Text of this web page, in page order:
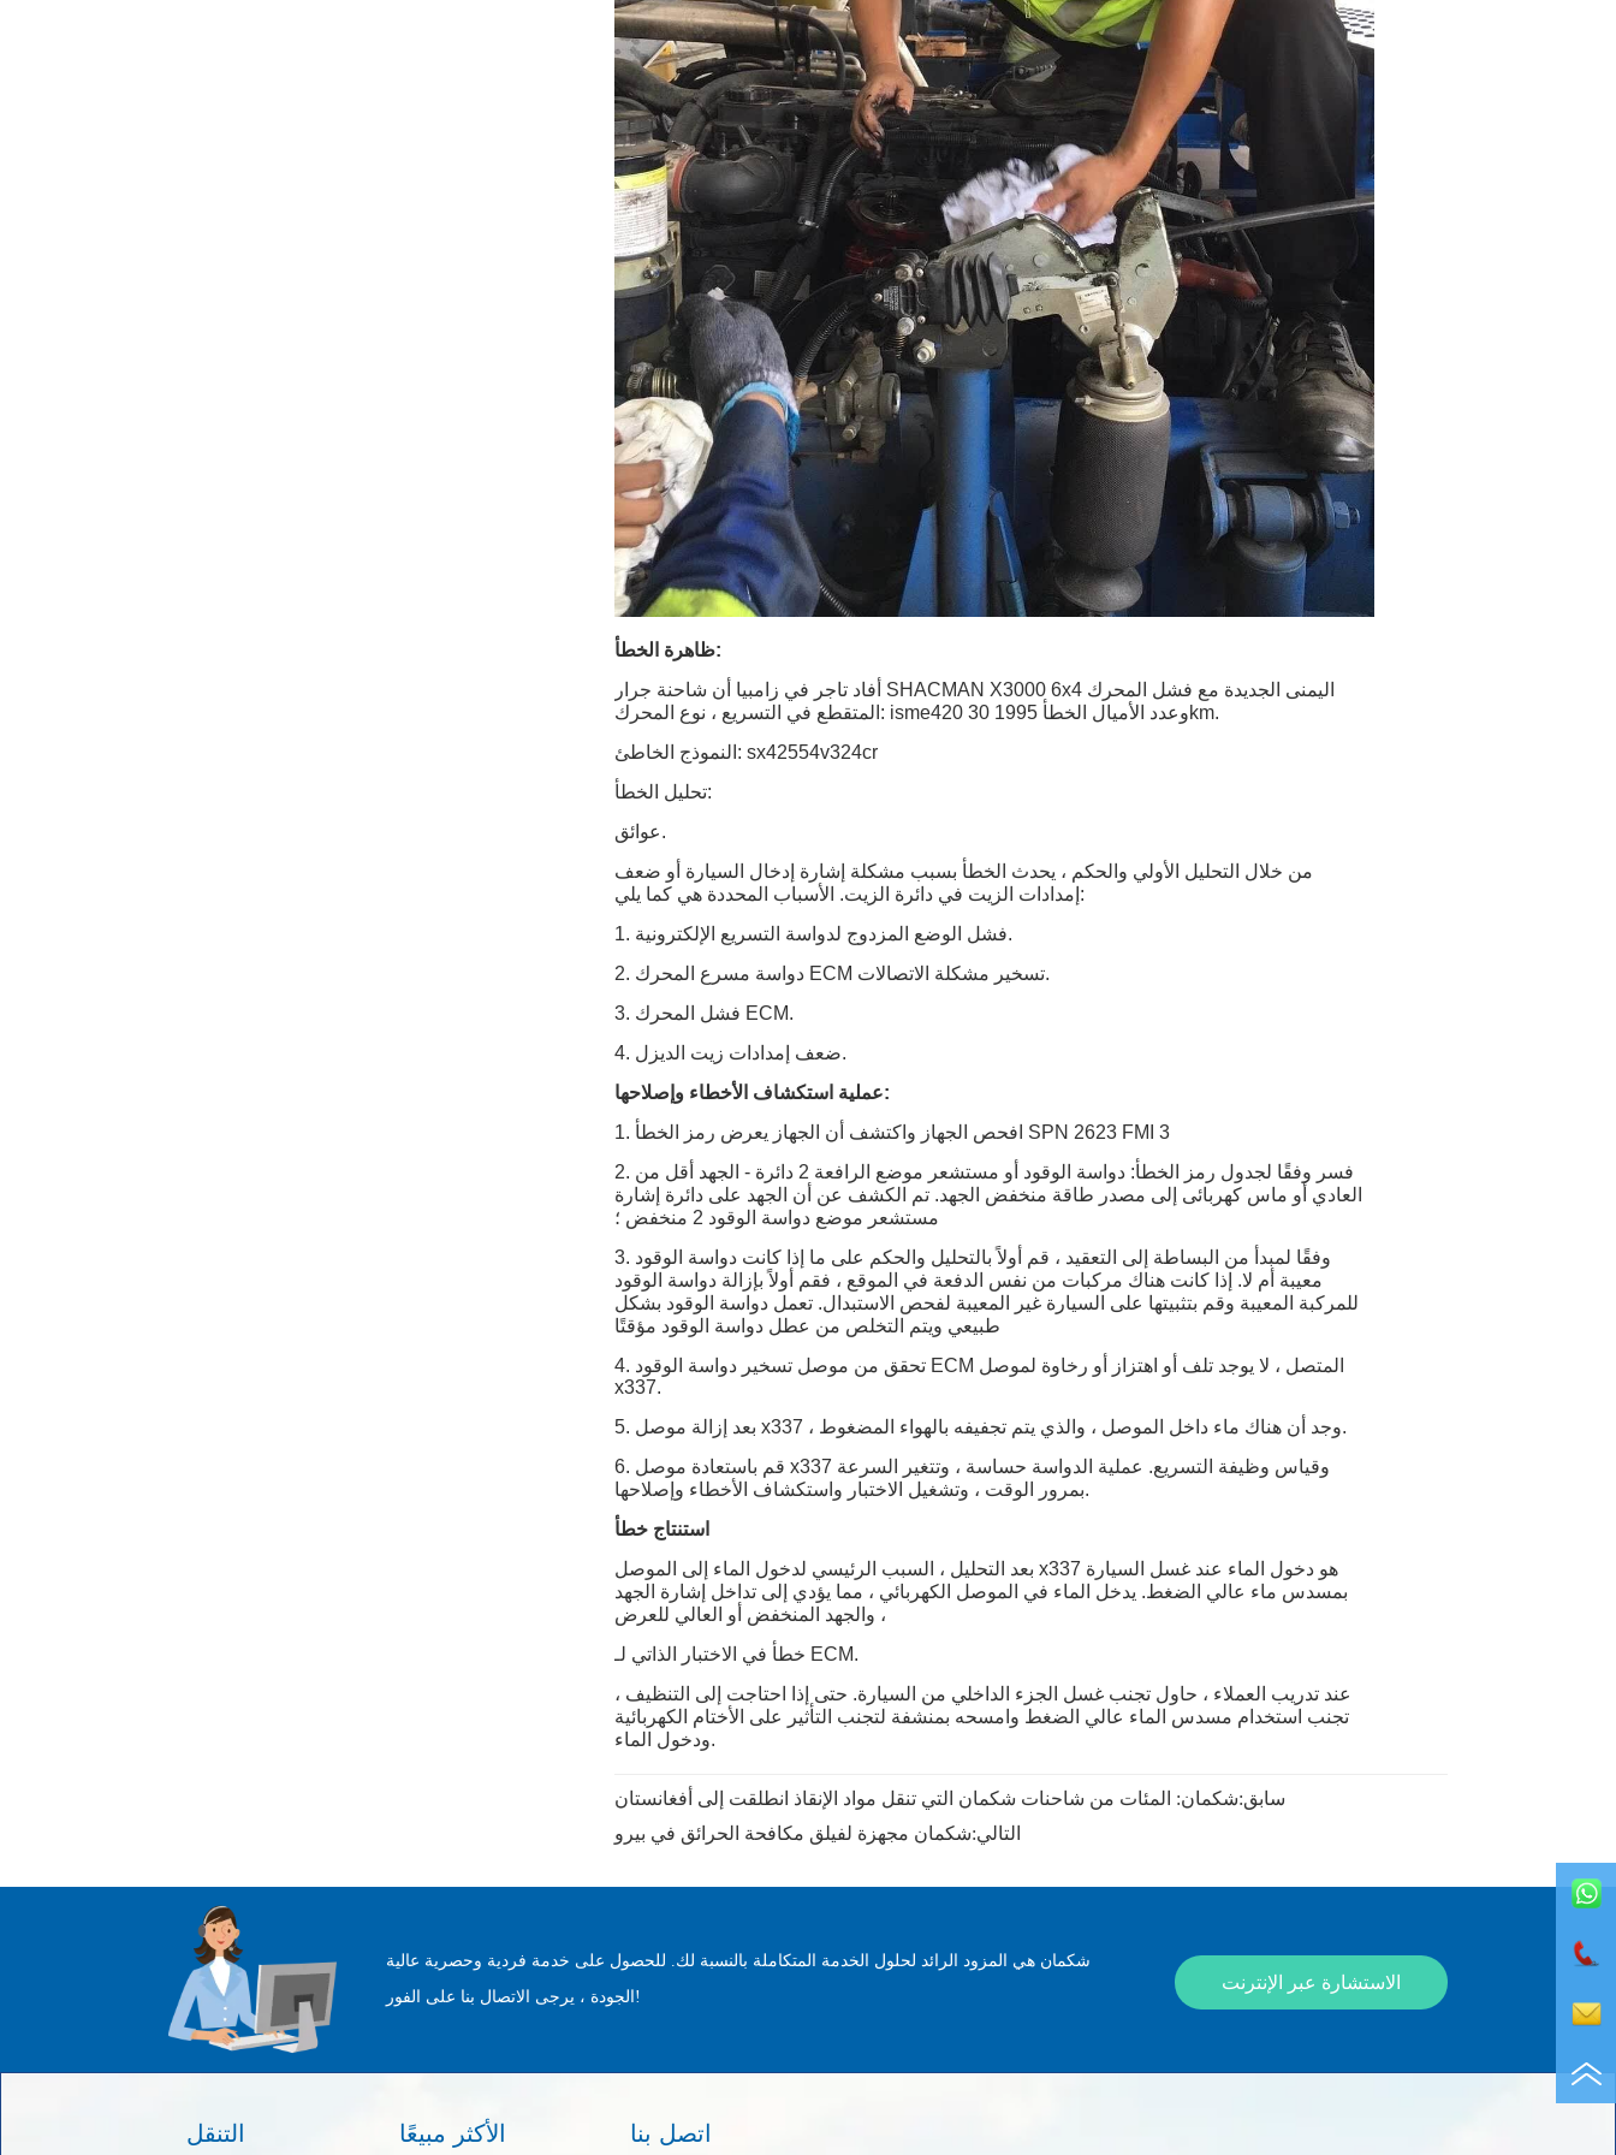
سابق:شكمان: المئات من شاحنات شكمان التي تنقل مواد الإنقاذ انطلقت إلى أفغانستان
التالي:شكمان مجهزة لفيلق مكافحة الحرائق في بيرو
شكمان هي المزود الرائد لحلول الخدمة المتكاملة بالنسبة لك. للحصول على خدمة فردية وحصرية عالية
الجودة ، يرجى الاتصال بنا على الفور!
الاستشارة عبر الإنترنت
التنقل الأكثر مبيعًا اتصل بنا